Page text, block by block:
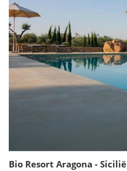
Bio Resort Aragona - Sicilië